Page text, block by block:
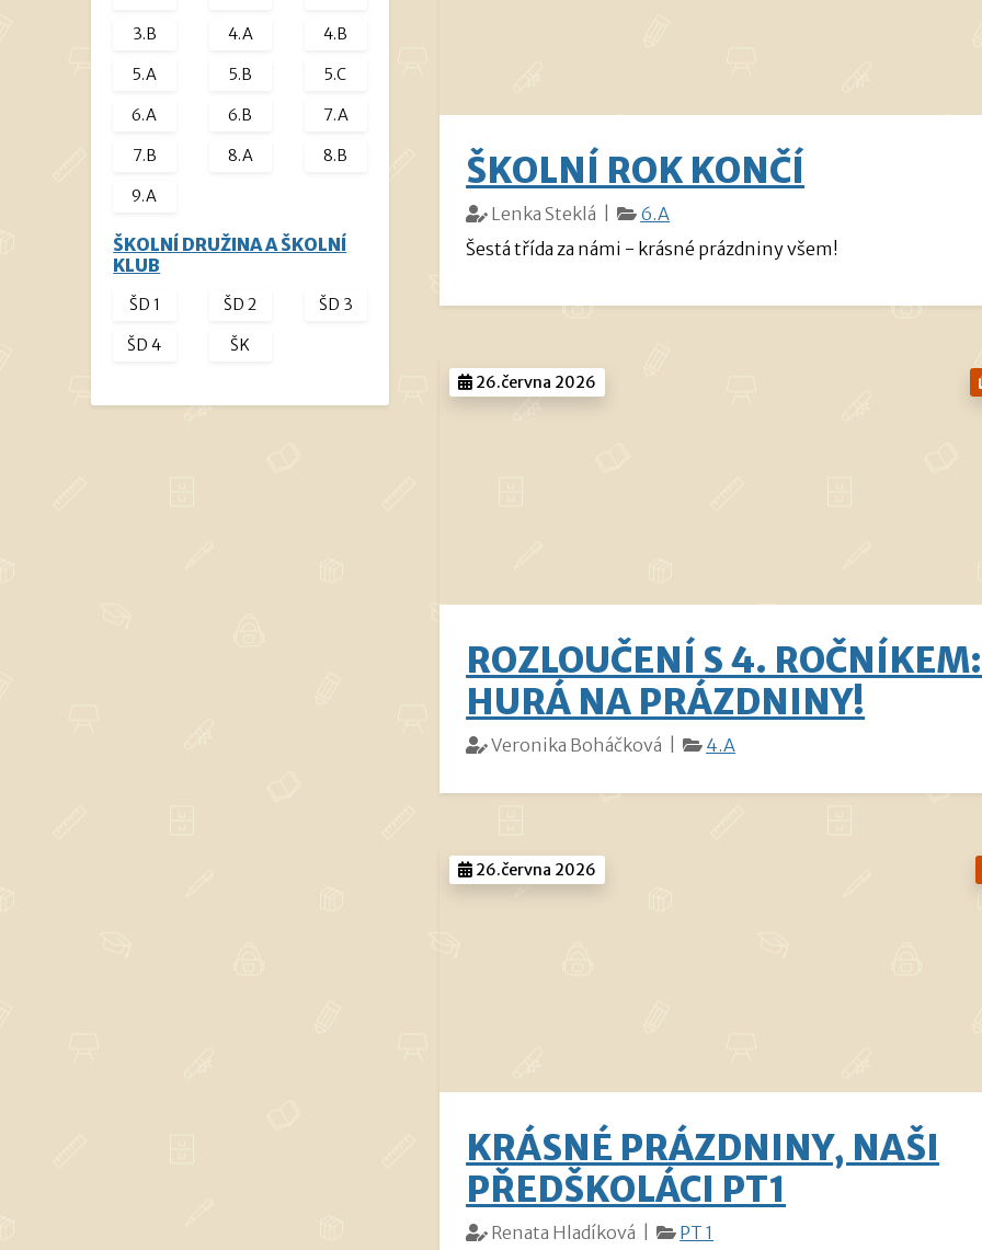
ŠKOLNÍ ROK KONČÍ
Lenka Steklá |
6.A
Šestá třída za námi - krásné prázdniny všem!
26.června 2026
ROZLOUČENÍ S 4. ROČNÍKEM:
HURÁ NA PRÁZDNINY!
Veronika Boháčková | 4.A
26.června 2026
KRÁSNÉ PRÁZDNINY, NAŠI
PŘEDŠKOLÁCI PT1
Renata Hladíková |
PT 1
3.B 4.A 4.B
5.A 5.B 5.C
6.A 6.B 7.A
7.B 8.A 8.B
9.A
ŠKOLNÍ DRUŽINA A ŠKOLNÍ
KLUB
ŠD 1 ŠD 2 ŠD 3
ŠD 4 ŠK